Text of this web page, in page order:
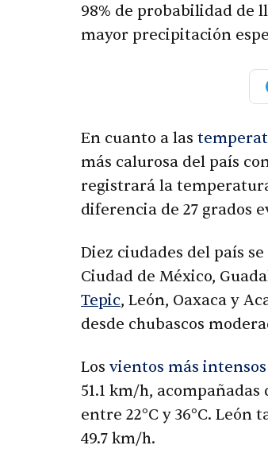
98% de probabilidad de
mayor precipitación
En cuanto a las
más calurosa del país
registrará la
diferencia de 27 grados
Diez ciudades del país
Ciudad de México,
Tepic, León, Oaxaca y
desde chubascos
Los vientos más intensos
51.1 km/h,
entre 22°C y 36°C.
49.7 km/h.